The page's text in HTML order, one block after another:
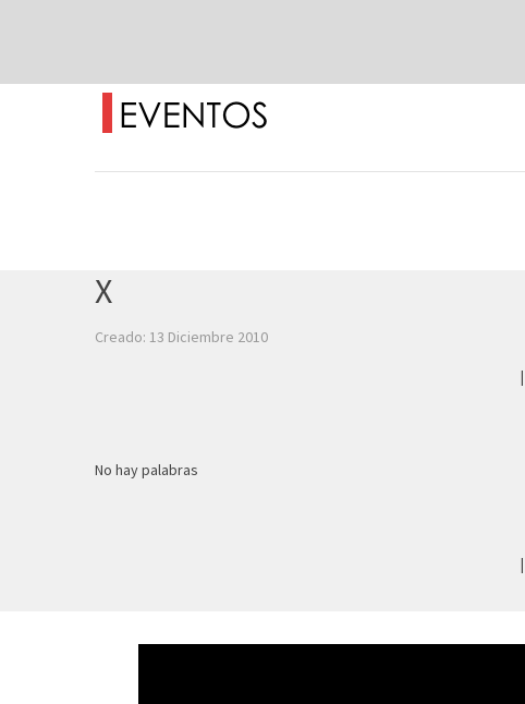
X
Creado: 13 Diciembre 2010
|
No hay palabras
|